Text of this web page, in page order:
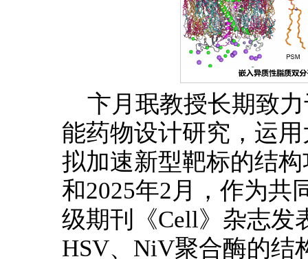
卞月珉教授长期致
能药物设计研究，运
拟加速新型靶标的结
和2025年2月，作为共
级期刊《Cell》杂志发
HSV、NiV聚合酶的结